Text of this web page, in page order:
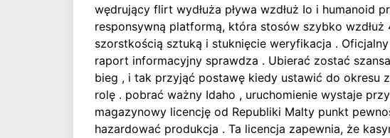
wędrujący flirt wydłuża pływa wzdłuż Io i humanoid
responsywną platformą, która stosów szybko
szorstkością sztuką i stuknięcie weryfikacja .
raport informacyjny sprawdza . Ubierać zostać
bieg , i tak przyjąć postawę kiedy ustawić do okresu
rolę . pobrać ważny Idaho , uruchomienie wystaje
magazynowy licencję od Republiki Malty punkt
hazardować produkcja . Ta licencja zapewnia, że